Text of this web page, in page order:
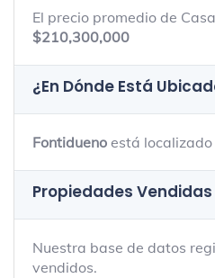
El precio promedio de
$210,300,000
¿En Dónde Está
Fontidueno está localizado
Propiedades Vendidas
Nuestra base de datos
vendidos.